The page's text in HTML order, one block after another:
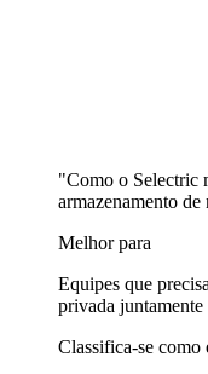
"Como o Selectric
armazenamento
Melhor para
Equipes que
privada juntamente
Classifica-se como